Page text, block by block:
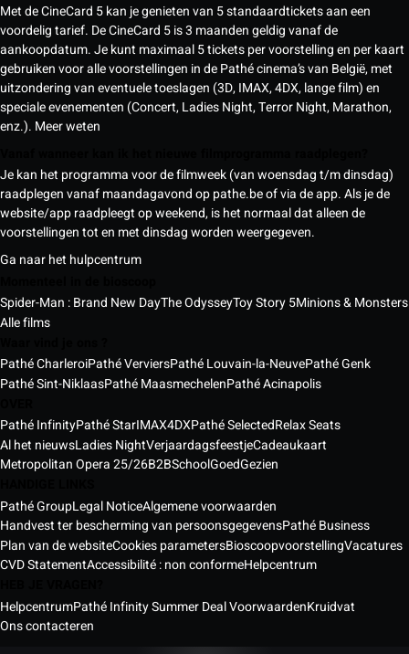
Met de CineCard 5 kan je genieten van 5 standaardtickets aan een
voordelig tarief. De CineCard 5 is 3 maanden geldig vanaf de
aankoopdatum. Je kunt maximaal 5 tickets per voorstelling en per kaart
gebruiken voor alle voorstellingen in de Pathé cinema’s van België, met
uitzondering van eventuele toeslagen (3D, IMAX, 4DX, lange film) en
speciale evenementen (Concert, Ladies Night, Terror Night, Marathon,
enz.). Meer weten
Je kan het programma voor de filmweek (van woensdag t/m dinsdag)
raadplegen vanaf maandagavond op pathe.be of via de app. Als je de
website/app raadpleegt op weekend, is het normaal dat alleen de
voorstellingen tot en met dinsdag worden weergegeven.
Ga naar het hulpcentrum
Spider-Man : Brand New DayThe OdysseyToy Story 5Minions & Monsters
Alle films
Pathé CharleroiPathé VerviersPathé Louvain-la-NeuvePathé Genk
Pathé Sint-NiklaasPathé MaasmechelenPathé Acinapolis
Pathé InfinityPathé StarIMAX4DXPathé SelectedRelax Seats
Al het nieuwsLadies NightVerjaardagsfeestjeCadeaukaart
Metropolitan Opera 25/26B2BSchoolGoedGezien
Pathé GroupLegal NoticeAlgemene voorwaarden
Handvest ter bescherming van persoonsgegevensPathé Business
Plan van de websiteCookies parametersBioscoopvoorstellingVacatures
CVD StatementAccessibilité : non conformeHelpcentrum
HelpcentrumPathé Infinity Summer Deal VoorwaardenKruidvat
Ons contacteren